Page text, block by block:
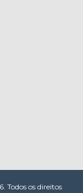
Todos os direitos